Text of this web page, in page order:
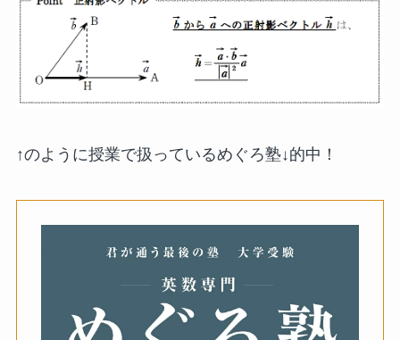
↑のように授業で扱っているめぐろ塾↓的中！